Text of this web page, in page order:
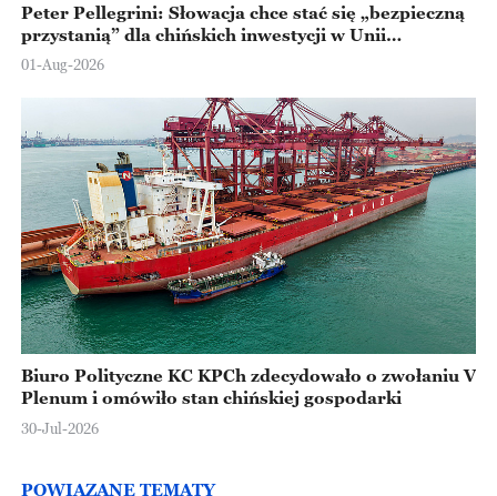
Peter Pellegrini: Słowacja chce stać się „bezpieczną
przystanią” dla chińskich inwestycji w Unii
Europejskiej
01-Aug-2026
Biuro Polityczne KC KPCh zdecydowało o zwołaniu V
Plenum i omówiło stan chińskiej gospodarki
30-Jul-2026
POWIĄZANE TEMATY